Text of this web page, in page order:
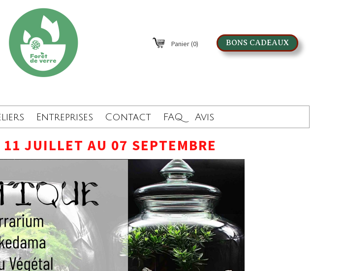
Panier(0) BONS CADEAUX
Entreprises Contact FAQ Avis
JUILLET AU 07 SEPTEMBRE